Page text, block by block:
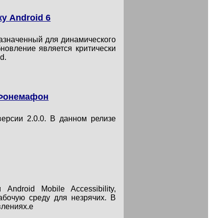
Android 6
для динамического
является критически
2.0.0. В данном релизе
Android Mobile Accessibility,
среду для незрячих. В